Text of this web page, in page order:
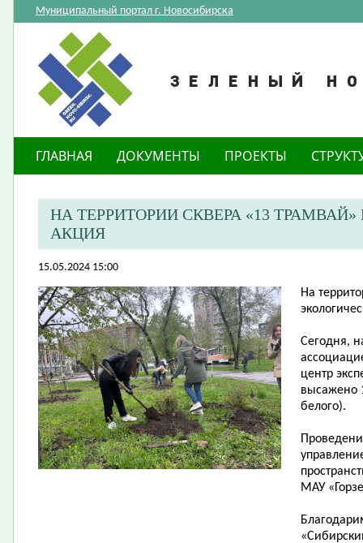
Муниципальный портал г. Новосибирска
ГЛАВНАЯ ДОКУМЕНТЫ ПРОЕКТЫ
​НА ТЕРРИТОРИИ СКВЕРА «13
АКЦИЯ
15.05.2024 15:00
​На
Сегодня,
центр
высажено
белого).
МАУ